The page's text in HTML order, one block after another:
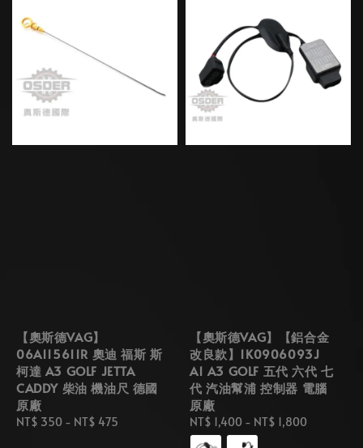
【奧斯德VAG】
06A115611R 奧迪 福斯 斯
柯達 A3 GOLF JETTA
CADDY 柴油 機油尺 德國
原廠
Regular
NT$ 350 - NT$ 475
【奧斯德VAG】【鋁合金
改良款】1K0906093J
A1 A3 GOLF 五代 六代 七
代 汽油幫浦 控制器 電腦
原廠
Regular
price
NT$ 1,400 - NT$ 1,800